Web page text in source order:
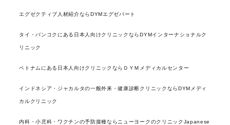
エグゼクティブ人材紹介ならDYMエグゼパート
タイ・バンコクにある日本人向けクリニックならDYMインターナショナルク
リニック
ベトナムにある日本人向けクリニックならＤＹＭメディカルセンター
インドネシア・ジャカルタの一般外来・健康診断クリニックならDYMメディ
カルクリニック
内科・小児科・ワクチンの予防接種ならニューヨークのクリニックJapanese